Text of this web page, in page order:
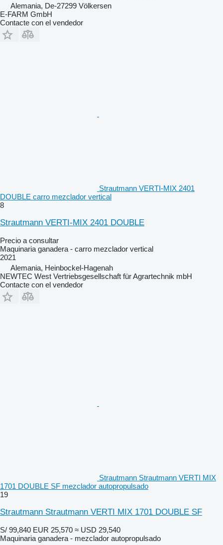
Alemania, De-27299 Völkersen
E-FARM GmbH
Contacte con el vendedor
Strautmann VERTI-MIX 2401
DOUBLE carro mezclador vertical
8
Strautmann VERTI-MIX 2401 DOUBLE
Precio a consultar
Maquinaria ganadera - carro mezclador vertical
2021
Alemania, Heinbockel-Hagenah
NEWTEC West Vertriebsgesellschaft für Agrartechnik mbH
Contacte con el vendedor
Strautmann Strautmann VERTI MIX
1701 DOUBLE SF mezclador autopropulsado
19
Strautmann Strautmann VERTI MIX 1701 DOUBLE SF
S/ 99,840 EUR 25,570 ≈ USD 29,540
Maquinaria ganadera - mezclador autopropulsado